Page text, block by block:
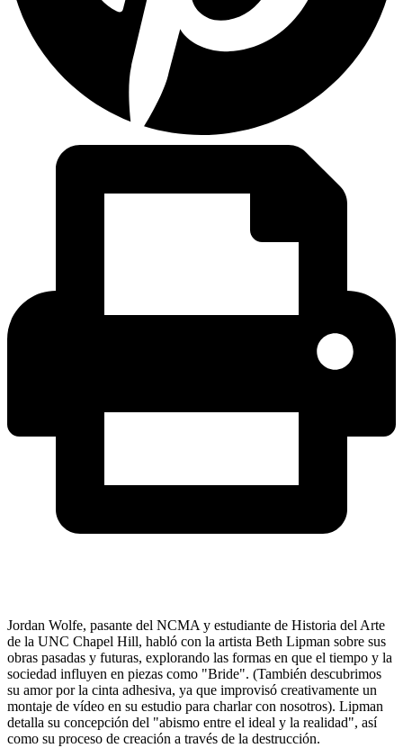
Jordan Wolfe, pasante del NCMA y estudiante de Historia del Arte
de la UNC Chapel Hill, habló con la artista Beth Lipman sobre sus
obras pasadas y futuras, explorando las formas en que el tiempo y la
sociedad influyen en piezas como "Bride". (También descubrimos
su amor por la cinta adhesiva, ya que improvisó creativamente un
montaje de vídeo en su estudio para charlar con nosotros). Lipman
detalla su concepción del "abismo entre el ideal y la realidad", así
como su proceso de creación a través de la destrucción.